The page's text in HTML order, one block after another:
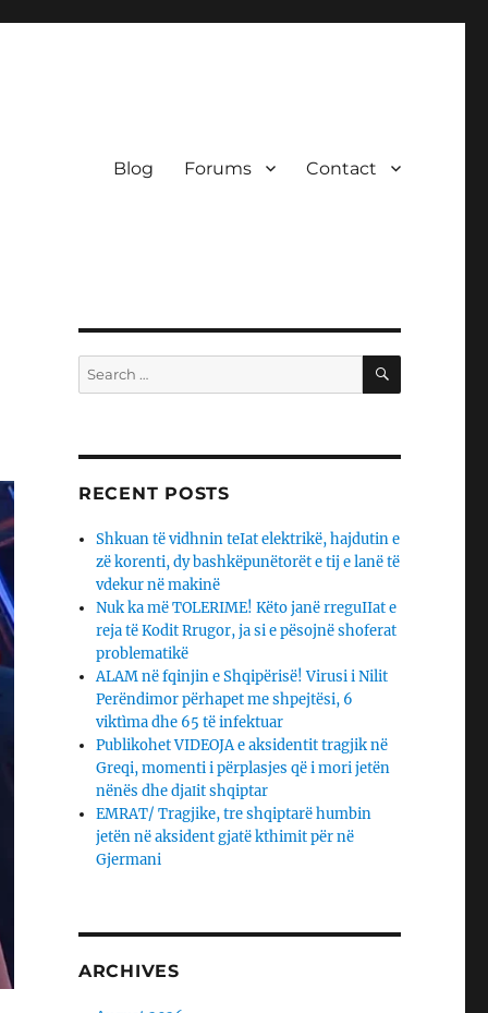
Blog Forums Contact
Search
for:
SEARCH
RECENT POSTS
Shkuan të vidhnin teIat elektrikë, hajdutin e
zë korenti, dy bashkëpunëtorët e tij e lanë të
vdekur në makinë
Nuk ka më TOLERIME! Këto janë rreguIIat e
reja të Kodit Rrugor, ja si e pësojnë shoferat
problematikë
ALAM në fqinjin e Shqipërisë! Virusi i Nilit
Perëndimor përhapet me shpejtësi, 6
viktìma dhe 65 të infektuar
Publikohet VIDEOJA e aksidentit tragjik në
Greqi, momenti i përplasjes që i mori jetën
nënës dhe djaΙit shqiptar
EMRAT/ Tragjike, tre shqiptarë humbin
jetën në aksident gjatë kthimit për në
Gjermani
ARCHIVES